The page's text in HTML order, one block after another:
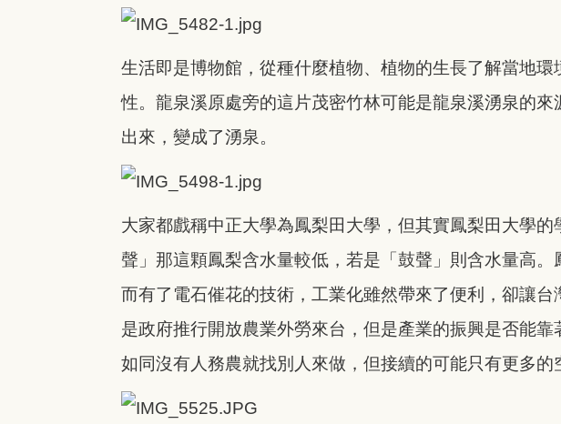
生活即是博物館，從種什麼植物、植物的生長了解當地
性。龍泉溪原處旁的這片茂密竹林可能是龍泉溪湧泉的
出來，變成了湧泉。
大家都戲稱中正大學為鳳梨田大學，但其實鳳梨田大學
聲」那這顆鳳梨含水量較低，若是「鼓聲」則含水量高
而有了電石催花的技術，工業化雖然帶來了便利，卻讓
是政府推行開放農業外勞來台，但是產業的振興是否能
如同沒有人務農就找別人來做，但接續的可能只有更多的